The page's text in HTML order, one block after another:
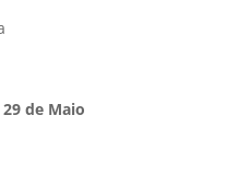
29 de Maio